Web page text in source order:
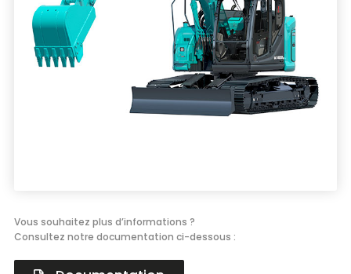
Vous souhaitez plus d’informations ?
Consultez notre documentation ci-dessous :